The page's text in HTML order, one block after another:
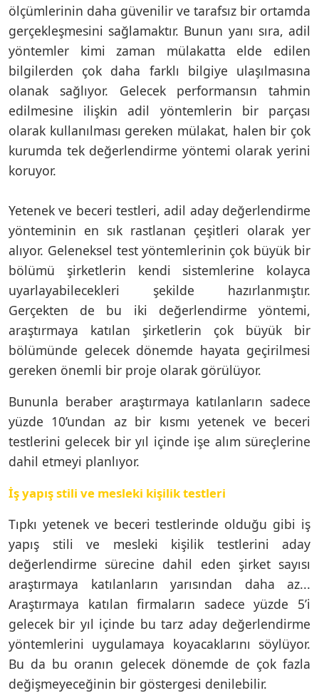
ölçümlerinin daha güvenilir ve tarafsız bir ortamda
gerçekleşmesini sağlamaktır. Bunun yanı sıra, adil
yöntemler kimi zaman mülakatta elde edilen
bilgilerden çok daha farklı bilgiye ulaşılmasına
olanak sağlıyor. Gelecek performansın tahmin
edilmesine ilişkin adil yöntemlerin bir parçası
olarak kullanılması gereken mülakat, halen bir çok
kurumda tek değerlendirme yöntemi olarak yerini
koruyor.
Yetenek ve beceri testleri, adil aday değerlendirme
yönteminin en sık rastlanan çeşitleri olarak yer
alıyor. Geleneksel test yöntemlerinin çok büyük bir
bölümü şirketlerin kendi sistemlerine kolayca
uyarlayabilecekleri şekilde hazırlanmıştır.
Gerçekten de bu iki değerlendirme yöntemi,
araştırmaya katılan şirketlerin çok büyük bir
bölümünde gelecek dönemde hayata geçirilmesi
gereken önemli bir proje olarak görülüyor.
Bununla beraber araştırmaya katılanların sadece
yüzde 10’undan az bir kısmı yetenek ve beceri
testlerini gelecek bir yıl içinde işe alım süreçlerine
dahil etmeyi planlıyor.
İş yapış stili ve mesleki kişilik testleri
Tıpkı yetenek ve beceri testlerinde olduğu gibi iş
yapış stili ve mesleki kişilik testlerini aday
değerlendirme sürecine dahil eden şirket sayısı
araştırmaya katılanların yarısından daha az...
Araştırmaya katılan firmaların sadece yüzde 5’i
gelecek bir yıl içinde bu tarz aday değerlendirme
yöntemlerini uygulamaya koyacaklarını söylüyor.
Bu da bu oranın gelecek dönemde de çok fazla
değişmeyeceğinin bir göstergesi denilebilir.